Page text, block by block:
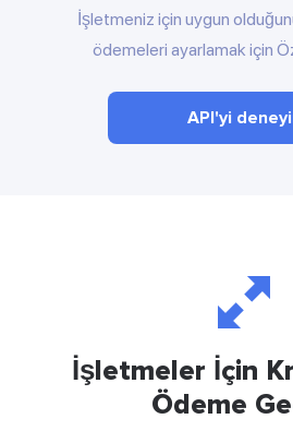
İşletmeniz için uygun
ödemeleri ayarlamak için
API'yi
İşletmeler İçin
Ödeme